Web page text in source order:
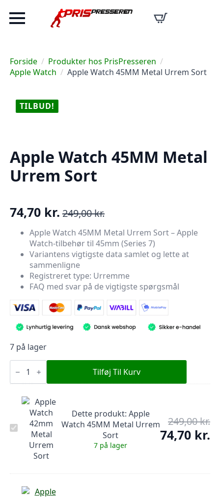
Forside
Produkter hos PrisPresseren
Apple Watch
Apple Watch 45MM Metal Urrem Sort
TILBUD!
Apple Watch 45MM Metal
Urrem Sort
249,00kr.
Den
oprindelige
pris
var:
249,00 kr..
74,70 kr.
Den
aktuelle
pris
74,70 kr..
Apple Watch 45MM Metal Urrem Sort – Apple
Watch-tilbehør til 45mm (Series 7)
Variantens vigtigste data samlet og lette at
sammenligne
Registreret type: Urremme
FAQ med svar på de vigtigste spørgsmål
7 på lager
Apple
Watch
Metal
Urrem
Sort
Tilføj Til Kurv
Apple
Watch
45MM
Metal
Urrem
Dette produkt: Apple
Watch 45MM Metal Urrem
Sort
7 på lager
249,00kr.
74,70 kr.